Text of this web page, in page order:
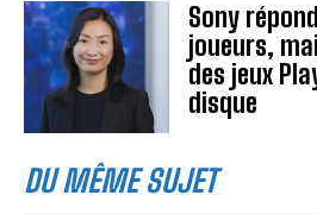
Sony
joueurs,
des jeux
disque
DU MÊME SUJET